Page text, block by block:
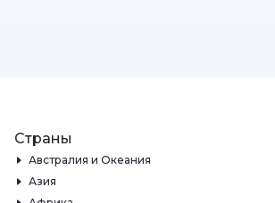
Страны
Австралия и Океания
Азия